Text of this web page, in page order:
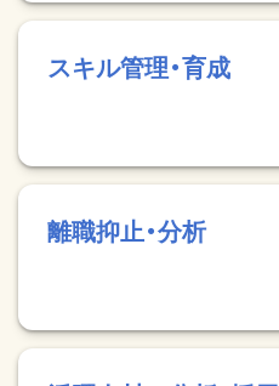
スキル管理・育成
離職抑止・分析